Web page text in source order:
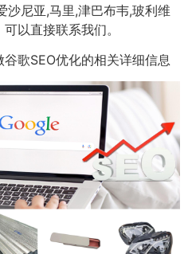
沙尼亚,马里,津巴布韦,玻利维
以直接联系我们。
歌SEO优化的相关详细信息